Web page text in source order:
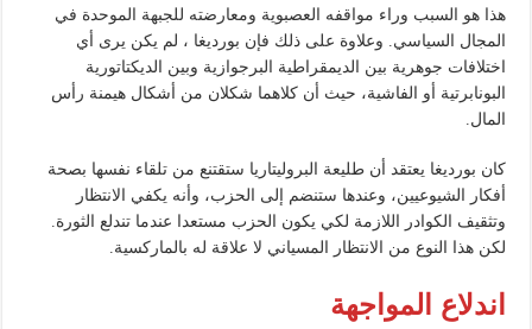
هذا هو السبب وراء مواقفه العصبوية ومعارضته للجبهة الموحدة في
المجال السياسي. وعلاوة على ذلك فإن بورديغا ، لم يكن يرى أي
اختلافات جوهرية بين الديمقراطية البرجوازية وبين الديكتاتورية
البونابرتية أو الفاشية، حيث أن كلاهما شكلان من أشكال هيمنة رأس
المال.
كان بورديغا يعتقد أن طليعة البروليتاريا ستقتنع من تلقاء نفسها بصحة
أفكار الشيوعيين، وعندها ستنضم إلى الحزب، وأنه يكفي الانتظار
وتثقيف الكوادر اللازمة لكي يكون الحزب مستعدا عندما تندلع الثورة.
لكن هذا النوع من الانتظار المسياني لا علاقة له بالماركسية.
اندلاع المواجهة